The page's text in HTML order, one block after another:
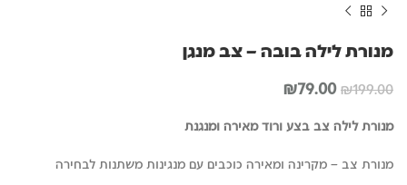
מנורת לילה בובה – צב מנגן
₪199.00
המחיר
היה:
₪79.00
המחיר
הוא:
מנורת לילה צב בצע ורוד מאירה ומנגנת
מנורת צב – מקרינה ומאירה כוכבים עם מנגינות משתנות לבחירה